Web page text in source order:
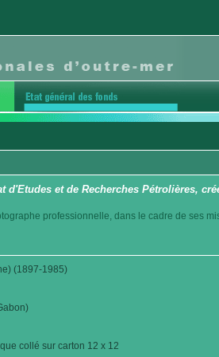
d'Etudes et de Recherches Pétrolières,
professionnelle, dans le cadre de ses
(1897-1985)
collé sur carton 12 x 12